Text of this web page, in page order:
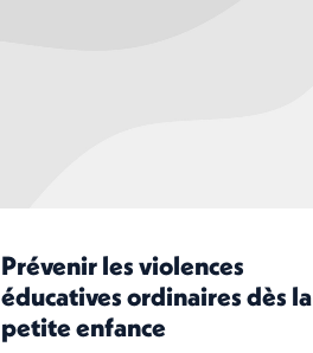
Prévenir les violences
éducatives ordinaires dès la
petite enfance